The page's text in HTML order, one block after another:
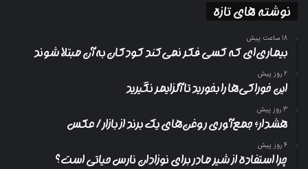
نوشته های تازه
18 ساعت پیش
بیماری‌ای که کسی فکر نمی‌کند کودکان به آن مبتلا شوند
2 روز پیش
این خوراکی‌ها را بخورید تا آلزایمر نگیرید
3 روز پیش
هشدار؛ جمع‌آوری روغن‌های یک برند از بازار/ عکس
4 روز پیش
چرا استفاده از شیر مادر برای نوزادان نارس حیاتی است؟